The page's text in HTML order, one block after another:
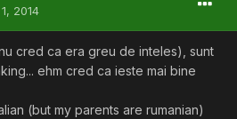
2014
cred ca era greu de inteles), sunt
ehm cred ca ieste mai bine
(but my parents are rumanian)